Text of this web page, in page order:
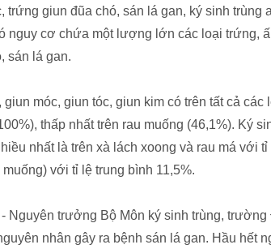
trứng giun đũa chó, sán lá gan, ký sinh trùng
nguy cơ chứa một lượng lớn các loại trứng,
sán lá gan.
móc, giun tóc, giun kim có trên tất cả các
thấp nhất trên rau muống (46,1%). Ký
nhất là trên xà lách xoong và rau má với
với tỉ lệ trung bình 11,5%.
Nguyên trưởng Bộ Môn ký sinh trùng,
nhân gây ra bệnh sán lá gan. Hầu hết